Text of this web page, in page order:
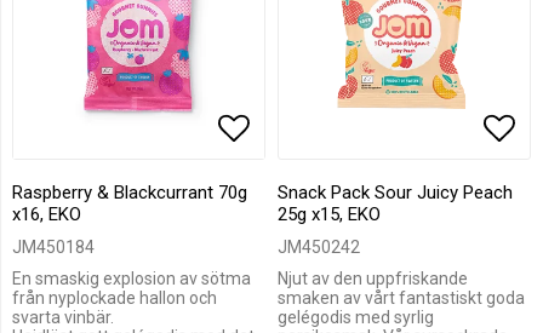
Raspberry & Blackcurrant 70g
x16, EKO
JM450184
En smaskig explosion av sötma
från nyplockade hallon och
svarta vinbär.
Snack Pack Sour Juicy Peach
25g x15, EKO
JM450242
Njut av den uppfriskande
smaken av vårt fantastiskt goda
gelégodis med syrlig